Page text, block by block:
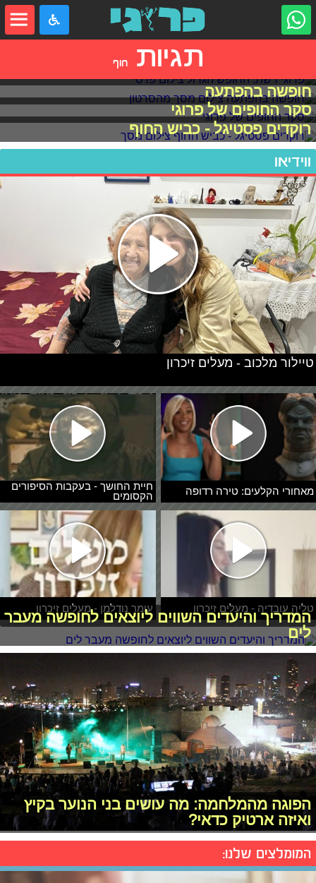
תגיותחוף
פרוגי רשת: החופש הגדול
חופשה בהפתעה
סקר החופים של פרוגי
רוקדים פסטיגל - כביש החוף
ווידיאו
מאחורי הקלעים: טירה רדופה
חיית החושך - בעקבות הסיפורים
הקסומים
טליה עובדיה - מעלים זיכרון עומר נודלמן - מעלים זיכרון
טיילור מלכוב - מעלים זיכרון
המדריך והיעדים השווים ליוצאים לחופשה מעבר
לים
הפוגה מהמלחמה: מה עושים בני הנוער בקיץ
ואיזה ארטיק כדאי?
המומלצים שלנו: